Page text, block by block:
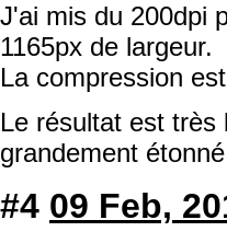
J'ai mis du 200dpi
1165px de largeur.
La compression
Le résultat est
grandement
#4 09 Feb,